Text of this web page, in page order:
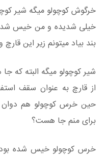
خرگوش کوچولو میگه شیر
خیلی شدیده و من خیس شدم.
بند بیاد میتونم زیر این
شیر کوچولو میگه البته که
از قارچ به عنوان سقف
حین خرس کوچولو هم دوان
برای منم جا هست؟
خرس کوچولو خیس شده